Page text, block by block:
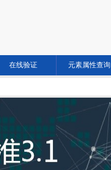
在线验证 元素属性查询